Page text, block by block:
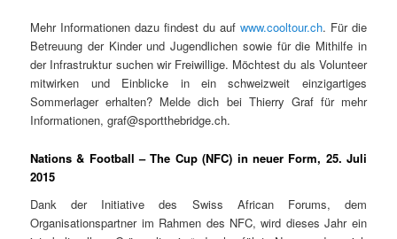
Mehr Informationen dazu findest du auf www.cooltour.ch. Für die
Betreuung der Kinder und Jugendlichen sowie für die Mithilfe in
der Infrastruktur suchen wir Freiwillige. Möchtest du als Volunteer
mitwirken und Einblicke in ein schweizweit einzigartiges
Sommerlager erhalten? Melde dich bei Thierry Graf für mehr
Informationen, graf@sportthebridge.ch.
Nations & Football – The Cup (NFC) in neuer Form, 25. Juli
2015
Dank der Initiative des Swiss African Forums, dem
Organisationspartner im Rahmen des NFC, wird dieses Jahr ein